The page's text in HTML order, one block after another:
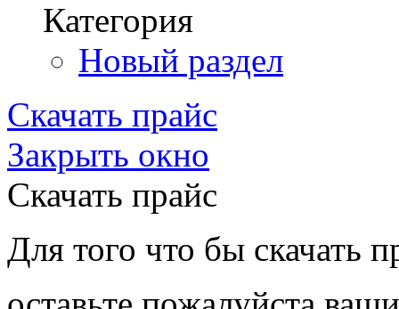
Категория
Новый раздел
Скачать прайс
Закрыть окно
Скачать прайс
Для того что бы скачать